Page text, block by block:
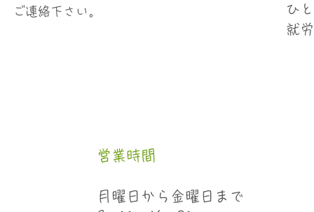
​ご連絡下さい。
ひ
就
​営業時間
月曜日から金曜日まで